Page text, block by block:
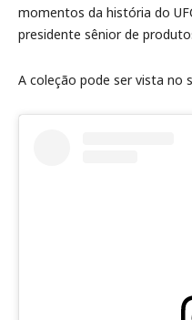
momentos da história do
presidente sênior de
A coleção pode ser vista no